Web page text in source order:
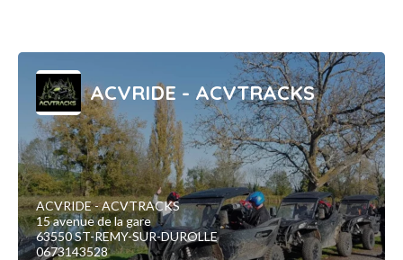
ACVRIDE - ACVTRACKS
ACVRIDE - ACVTRACKS
15 avenue de la gare
63550 ST-REMY-SUR-DUROLLE
0673143528